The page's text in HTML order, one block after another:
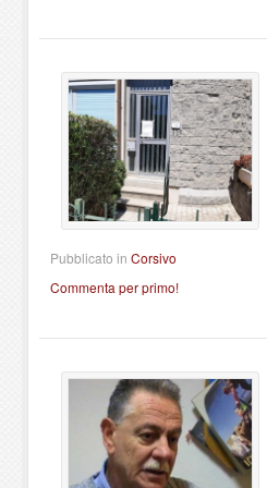
Pubblicato in Corsivo
Commenta per primo!